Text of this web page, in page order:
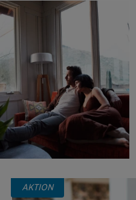
AKTION